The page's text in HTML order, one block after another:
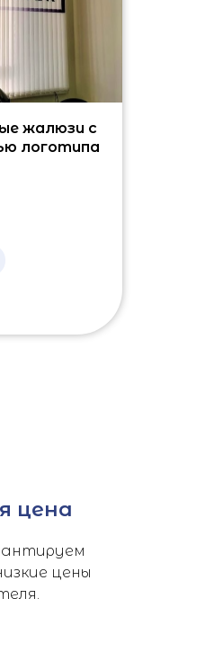
жалюзи с
логотипа
цена
цены